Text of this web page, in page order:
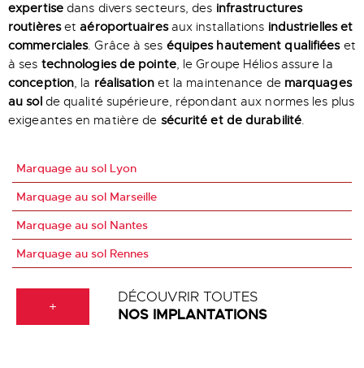
expertisedans divers secteurs, des infrastructures
routièresetaéroportuairesaux installations industrielles et
commerciales. Grâce à ses équipes hautement qualifiéeset
à ses technologies de pointe, le Groupe Hélios assure la
conception, la réalisationet la maintenance de marquages
au sol de qualité supérieure, répondant aux normes les plus
exigeantes en matière de sécurité et de durabilité.
Marquage au sol Lyon
Marquage au sol Marseille
Marquage au sol Nantes
Marquage au sol Rennes
+
DÉCOUVRIR TOUTES
NOS IMPLANTATIONS